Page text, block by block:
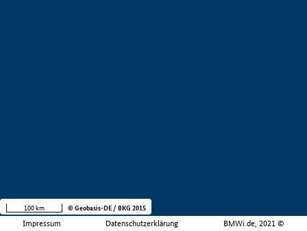
Impressum Datenschutzerklärung BMWi.de, 2021 ©
100 km © Geobasis-DE / BKG 2015